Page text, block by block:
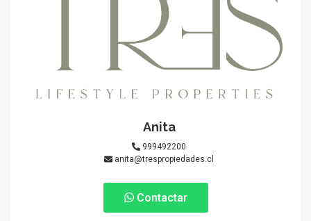
Anita
999492200
anita@trespropiedades.cl
Contactar